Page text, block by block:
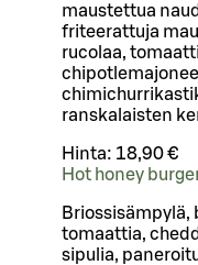
maustettua
friteerattuja
rucolaa,
ranskalaisten
Hinta: 18,90 €
Hot honey
Briossisämpylä,
tomaattia,
sipulia,